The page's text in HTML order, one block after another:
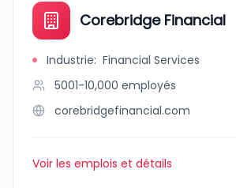
Corebridge Financial
Industrie: Financial Services
5001-10,000 employés
corebridgefinancial.com
Voir les emplois et détails